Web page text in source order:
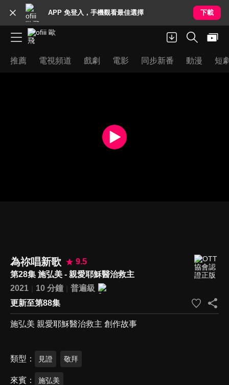
APP 免登入，手機觀看最佳選擇 下載
推薦 電視頻道 戲劇 電影 同步新番 動漫 短
為祢唱新歌
9.5
第28集 施弘美 - 親愛耶穌醫治救主
2021
10 分鐘
普遍級
更新至第88集
施弘美 親愛耶穌醫治救主 創作故事
類型 見證 敬拜
來賓 施弘美